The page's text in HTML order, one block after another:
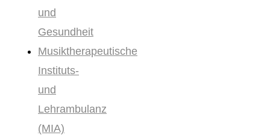
und
Gesundheit
Musiktherapeutische
Instituts-
und
Lehrambulanz
(MIA)